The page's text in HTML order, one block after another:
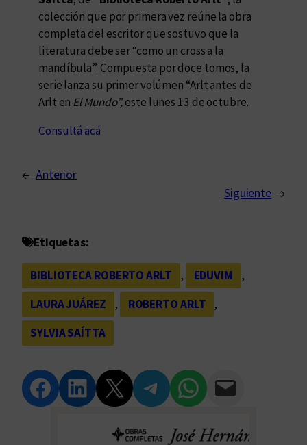
colección que por primera vez reúne la obra
completa del escritor que sostuvo que la
literatura debe ser “como un cross a la
mandíbula”. Compuesta por doce tomos, la
serie lanza su primer volúmen “Arlt antes de
Arlt en El Mundo”,este lunes 13 de octubre.
Consultá acá
← Anterior
Siguiente →
Etiquetas:
BIBLIOTECA ROBERTO ARLT , EDUVIM
,
LAURA JUÁREZ
, ROBERTO ARLT
,
SYLVIA SAÍTTA
Compartir en Facebook Compartir en LinkedIn Compartir en Twitter Compartir en Telegram Compartir en WhatsApp Compartir vía Email